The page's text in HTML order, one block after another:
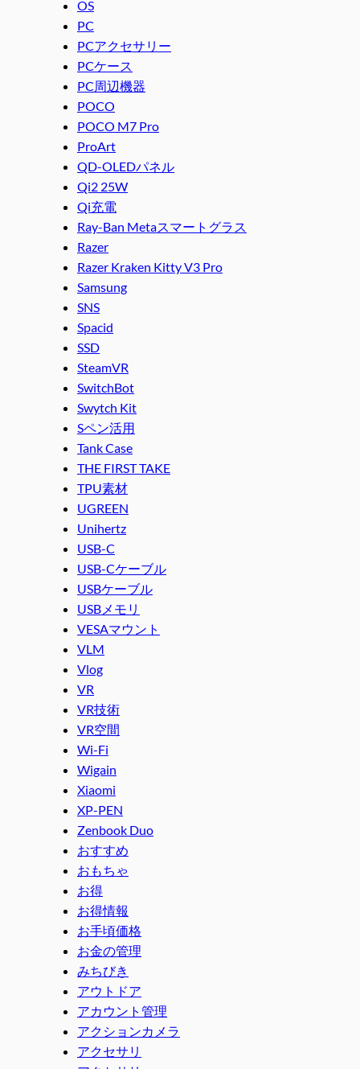
OS
PC
PCアクセサリー
PCケース
PC周辺機器
POCO
POCO M7 Pro
ProArt
QD-OLEDパネル
Qi2 25W
Qi充電
Ray-Ban Metaスマートグラス
Razer
Razer Kraken Kitty V3 Pro
Samsung
SNS
Spacid
SSD
SteamVR
SwitchBot
Swytch Kit
Sペン活用
Tank Case
THE FIRST TAKE
TPU素材
UGREEN
Unihertz
USB-C
USB-Cケーブル
USBケーブル
USBメモリ
VESAマウント
VLM
Vlog
VR
VR技術
VR空間
Wi-Fi
Wigain
Xiaomi
XP-PEN
Zenbook Duo
おすすめ
おもちゃ
お得
お得情報
お手頃価格
お金の管理
みちびき
アウトドア
アカウント管理
アクションカメラ
アクセサリ